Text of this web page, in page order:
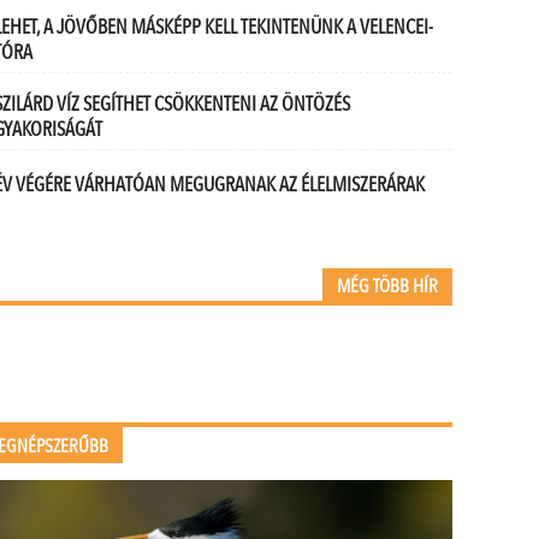
A JÖVŐBEN MÁSKÉPP KELL TEKINTENÜNK A VELENCEI-
VÍZ SEGÍTHET CSÖKKENTENI AZ ÖNTÖZÉS
VÉGÉRE VÁRHATÓAN MEGUGRANAK AZ ÉLELMISZERÁRAK
MÉG TÖBB HÍR